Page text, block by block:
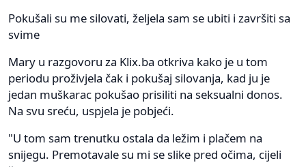
Pokušali su me silovati, željela sam se ubiti i završiti sa
svime
Mary u razgovoru za Klix.ba otkriva kako je u tom
periodu proživjela čak i pokušaj silovanja, kad ju je
jedan muškarac pokušao prisiliti na seksualni donos.
Na svu sreću, uspjela je pobjeći.
"U tom sam trenutku ostala da ležim i plačem na
snijegu. Premotavale su mi se slike pred očima, cijeli